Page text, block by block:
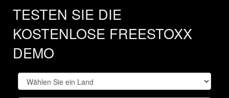
TESTEN SIE DIE
KOSTENLOSE FREESTOXX
DEMO